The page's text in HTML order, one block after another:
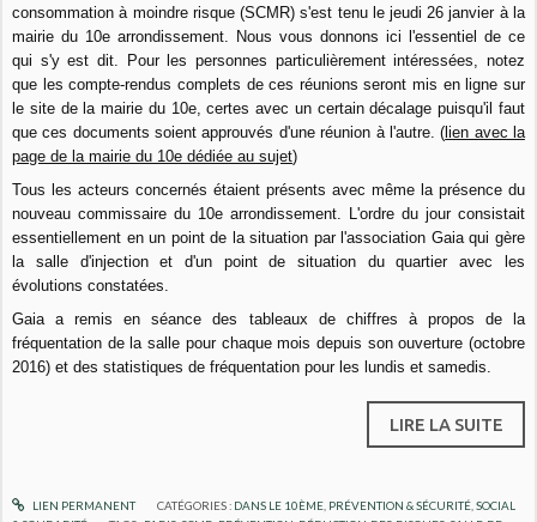
consommation à moindre risque (SCMR) s'est tenu le jeudi 26 janvier à la
mairie du 10e arrondissement. Nous vous donnons ici l'essentiel de ce
qui s'y est dit. Pour les personnes particulièrement intéressées, notez
que les compte-rendus complets de ces réunions seront mis en ligne sur
le site de la mairie du 10e, certes avec un certain décalage puisqu'il faut
que ces documents soient approuvés d'une réunion à l'autre. ( lien avec la
page de la mairie du 10e dédiée au sujet)
Tous les acteurs concernés étaient présents avec même la présence du
nouveau commissaire du 10e arrondissement. L'ordre du jour consistait
essentiellement en un point de la situation par l'association Gaia qui gère
la salle d'injection et d'un point de situation du quartier avec les
évolutions constatées.
Gaia a remis en séance des tableaux de chiffres à propos de la
fréquentation de la salle pour chaque mois depuis son ouverture (octobre
2016) et des statistiques de fréquentation pour les lundis et samedis.
LIRE LA SUITE
LIEN PERMANENT CATÉGORIES : DANS LE 10ÈME, PRÉVENTION & SÉCURITÉ,SOCIAL